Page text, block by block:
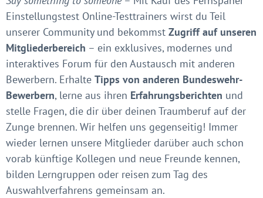
Einstellungstest Online-Testtrainers wirst du Teil
unserer Community und bekommst Zugriff auf unseren
Mitgliederbereich – ein exklusives, modernes und
interaktives Forum für den Austausch mit anderen
Bewerbern. Erhalte Tipps von anderen Bundeswehr-
Bewerbern, lerne aus ihren Erfahrungsberichten und
stelle Fragen, die dir über deinen Traumberuf auf der
Zunge brennen. Wir helfen uns gegenseitig! Immer
wieder lernen unsere Mitglieder darüber auch schon
vorab künftige Kollegen und neue Freunde kennen,
bilden Lerngruppen oder reisen zum Tag des
Auswahlverfahrens gemeinsam an.